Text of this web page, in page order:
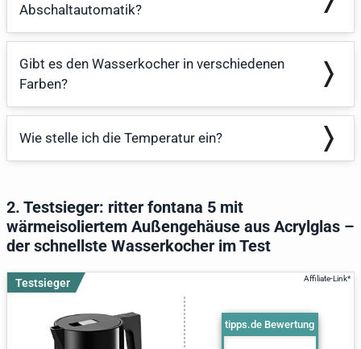
Abschaltautomatik?
Gibt es den Wasserkocher in verschiedenen
Farben?
Wie stelle ich die Temperatur ein?
2. Testsieger: ritter fontana 5 mit
wärmeisoliertem Außengehäuse aus Acrylglas –
der schnellste Wasserkocher im Test
Testsieger
tipps.de Bewertung